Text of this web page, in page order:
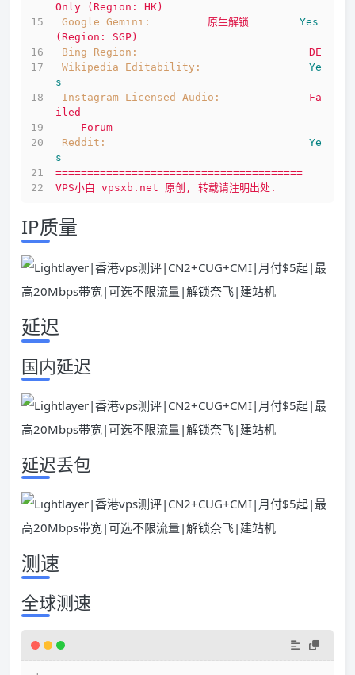
Only
(Region:
HK)
Google Gemini:
原生解锁
Yes
(Region:
SGP)
Bing Region:
DE
Wikipedia Editability:
Ye
s
Instagram Licensed Audio:
Fa
iled
---Forum---
Reddit:
Ye
s
=======================================
VPS小白 vpsxb.net 原创, 转载请注明出处.
IP质量
延迟
国内延迟
延迟丢包
测速
全球测速